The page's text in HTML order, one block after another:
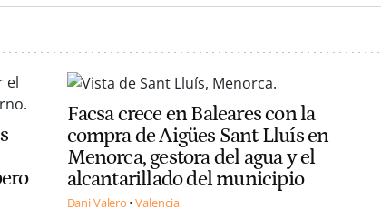
Facsa crece en Baleares con la
compra de Aigües Sant Lluís en
Menorca, gestora del agua y el
alcantarillado del municipio
Dani Valero Valencia